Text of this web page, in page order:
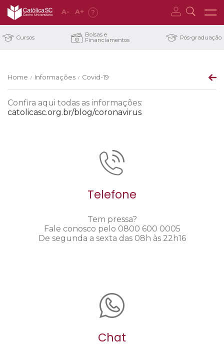
A- A+ ?
Cursos Bolsas e
Financiamentos Pós-graduação
Home / Informações / Covid-19
Confira aqui todas as informações:
catolicasc.org.br/blog/coronavirus
Telefone
Tem pressa?
Fale conosco pelo 0800 600 0005
De segunda a sexta das 08h às 22h16
Chat